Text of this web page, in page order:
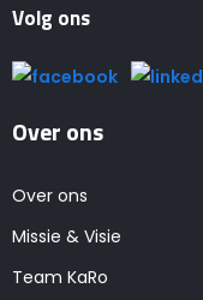
Volg ons
Over ons
Over ons
Missie & Visie
Team KaRo